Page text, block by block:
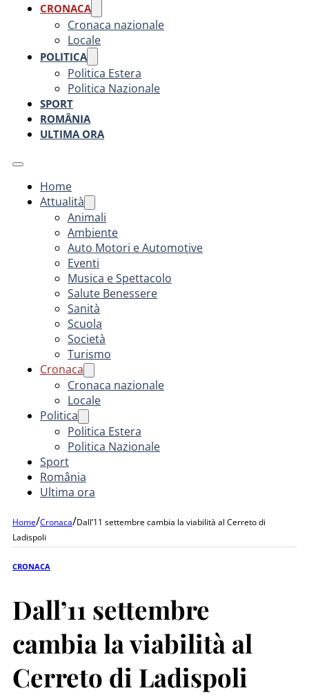
CRONACA
Cronaca nazionale
Locale
POLITICA
Politica Estera
Politica Nazionale
SPORT
ROMÂNIA
ULTIMA ORA
Home
Attualità
Animali
Ambiente
Auto Motori e Automotive
Eventi
Musica e Spettacolo
Salute Benessere
Sanità
Scuola
Società
Turismo
Cronaca
Cronaca nazionale
Locale
Politica
Politica Estera
Politica Nazionale
Sport
România
Ultima ora
Home/Cronaca/Dall’11 settembre cambia la viabilità al Cerreto di
Ladispoli
CRONACA
Dall’11 settembre
cambia la viabilità al
Cerreto di Ladispoli